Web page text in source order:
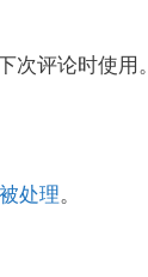
评论时使用。
处理。